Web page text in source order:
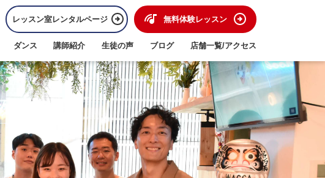
レッスン室レンタルページ 無料体験レッスン
ダンス 講師紹介 生徒の声 ブログ 店舗一覧/アクセス